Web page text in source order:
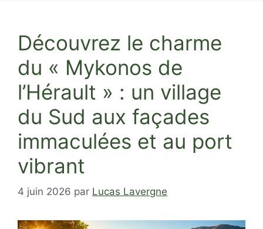
Découvrez le charme
du « Mykonos de
l’Hérault » : un village
du Sud aux façades
immaculées et au port
vibrant
4 juin 2026 par Lucas Lavergne